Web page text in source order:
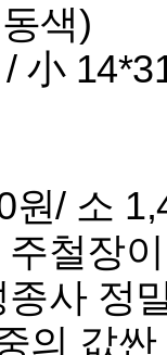
색)
小
원/ 소
철장
사 정
의 값